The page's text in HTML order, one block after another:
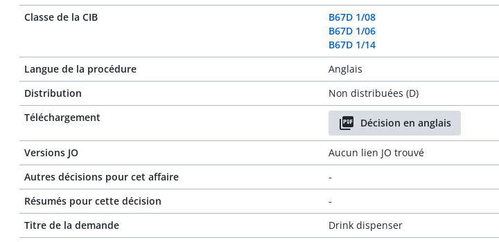
Classe de la CIB
B67D 1/08
B67D 1/06
B67D 1/14
Langue de la procédure
Anglais
Distribution
Non distribuées (D)
Téléchargement
Décision en anglais
Versions JO
Aucun lien JO trouvé
Autres décisions pour cet affaire
-
Résumés pour cette décision
-
Titre de la demande
Drink dispenser